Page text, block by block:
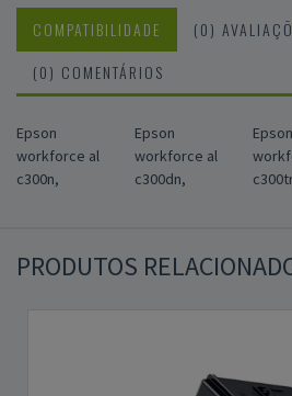
COMPATIBILIDADE
(0)
(0) COMENTÁRIOS
Epson
workforce al
c300n,
Epson
workforce al
c300dn,
Epson
PRODUTOS